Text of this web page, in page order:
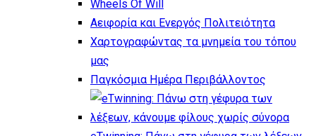
Wheels Of Will
Αειφορία και Ενεργός Πολιτειότητα
Χαρτογραφώντας τα μνημεία του τόπου
μας
Παγκόσμια Ημέρα Περιβάλλοντος